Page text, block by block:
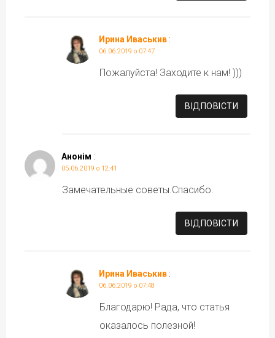
Ирина Иваськив :
06.06.2019 о 07:47
Пожалуйста! Заходите к нам! )))
ВІДПОВІCТИ
Анонім :
05.06.2019 о 12:41
Замечательные советы.Спасибо.
ВІДПОВІCТИ
Ирина Иваськив :
06.06.2019 о 07:48
Благодарю! Рада, что статья
оказалось полезной!